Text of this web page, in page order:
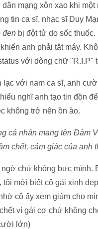
dân mạng xôn xao khi
tin ca sĩ, nhạc sĩ Duy
đen bị đột tử do sốc
anh phải tắt máy.
với dòng chữ "R.I.P"
lạc với nam ca sĩ, anh
nghĩ anh tạo tin đồn
không trở nên ồn ào.
cá nhân mang tên Đàm
chết, cảm giác của anh
chứ không bực mình.
tôi mới biết cô gái xinh
cô ấy xem giùm cho
vì gái cơ chứ không
lớn)